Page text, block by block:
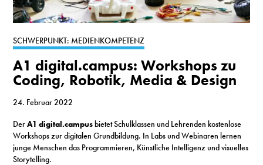
SCHWERPUNKT: MEDIENKOMPETENZ
A1 digital.campus: Workshops zu
Coding, Robotik, Media & Design
24. Februar 2022
DerA1 digital.campusbietet Schulklassen und Lehrenden kostenlose
Workshops zur digitalen Grundbildung. In Labs und Webinaren lernen
junge Menschen das Programmieren, Künstliche Intelligenz und visuelles
Storytelling.